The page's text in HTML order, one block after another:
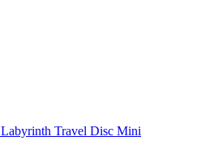
Labyrinth Travel Disc Mini